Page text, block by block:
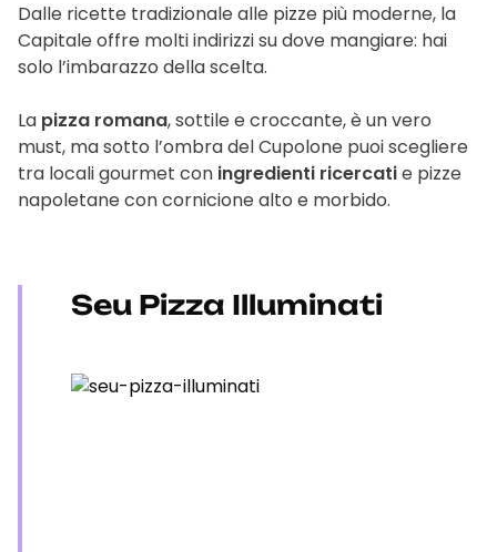
Dalle ricette tradizionale alle pizze più moderne, la
Capitale offre molti indirizzi su dove mangiare: hai
solo l’imbarazzo della scelta.
La pizza romana, sottile e croccante, è un vero
must, ma sotto l’ombra del Cupolone puoi scegliere
tra locali gourmet con ingredienti ricercatie pizze
napoletane con cornicione alto e morbido.
Seu Pizza Illuminati